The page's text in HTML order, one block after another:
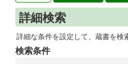
詳細検索
詳細な条件を設定して、蔵書を検
検索条件